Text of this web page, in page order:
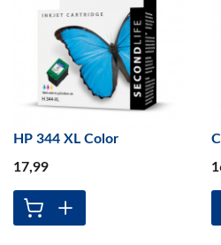
HP 344 XL Color
17,99